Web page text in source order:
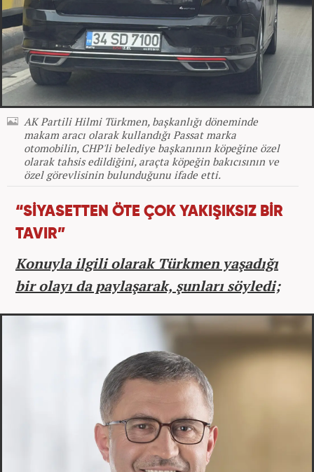
AK Partili Hilmi Türkmen, başkanlığı döneminde
makam aracı olarak kullandığı Passat marka
otomobilin, CHP'li belediye başkanının köpeğine özel
olarak tahsis edildiğini, araçta köpeğin bakıcısının ve
özel görevlisinin bulunduğunu ifade etti.
“SİYASETTEN ÖTE ÇOK YAKIŞIKSIZ BİR
TAVIR”
Konuyla ilgili olarak Türkmen yaşadığı
bir olayı da paylaşarak, şunları söyledi;